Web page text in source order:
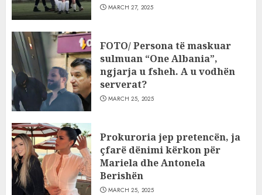
MARCH 27, 2025
FOTO/ Persona të maskuar
sulmuan “One Albania”,
ngjarja u fsheh. A u vodhën
serverat?
MARCH 25, 2025
Prokuroria jep pretencën, ja
çfarë dënimi kërkon për
Mariela dhe Antonela
Berishën
MARCH 25, 2025